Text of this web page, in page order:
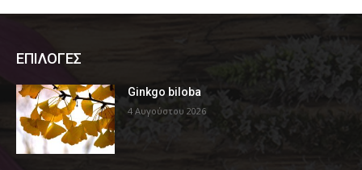
ΕΠΙΛΟΓΕΣ
Ginkgo biloba
4 Αυγούστου 2026